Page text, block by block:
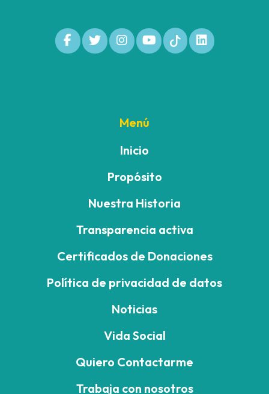
Menú
Inicio
Propósito
Nuestra Historia
Transparencia activa
Certificados de Donaciones
Política de privacidad de datos
Noticias
Vida Social
Quiero Contactarme
Trabaja con nosotros